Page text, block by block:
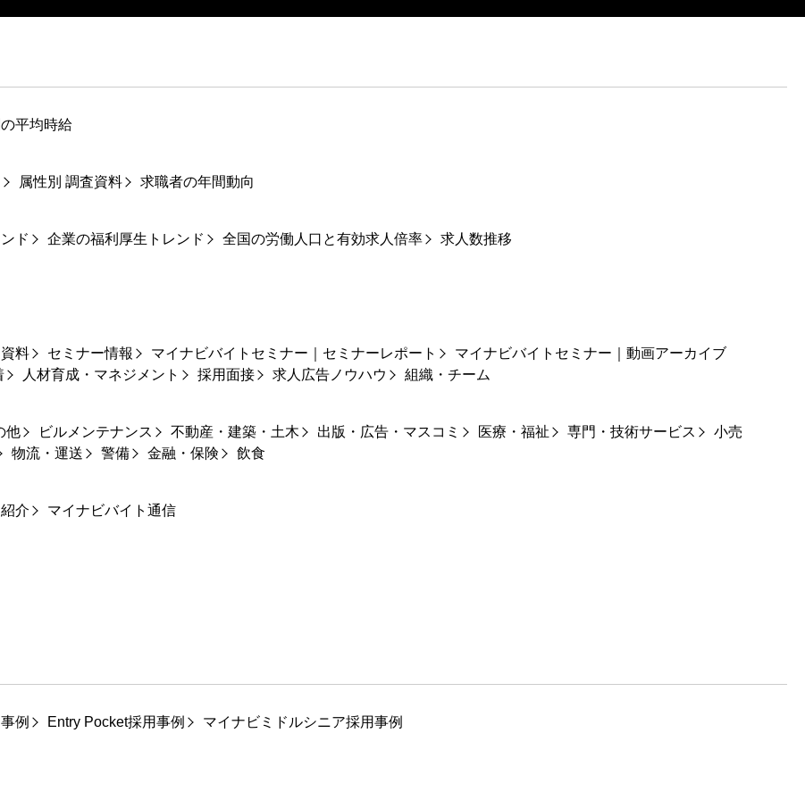
平均時給
属性別 調査資料 求職者の年間動向
ド 企業の福利厚生トレンド 全国の労働人口と有効求人倍率 求人数推移
料 セミナー情報 マイナビバイトセミナー｜セミナーレポート
マイナビバイトセミナー｜動画アーカイブ
人材育成・マネジメント 採用面接 求人広告ノウハウ 組織・チーム
他 ビルメンテナンス 不動産・建築・土木 出版・広告・マスコミ 医療・福祉 専門・技術サービス
小売
物流・運送 警備 金融・保険 飲食
介 マイナビバイト通信
例 Entry Pocket採用事例 マイナビミドルシニア採用事例